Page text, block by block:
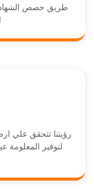
طريق حصص
لتوفير المعلومة